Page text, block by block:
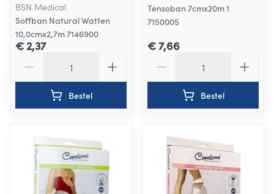
BSN Medical
Soffban Natural Watten
10,0cmx2,7m 7146900
€ 2,37
Bestel
Tensoban 7cmx20m 1
7150005
€ 7,66
Bestel